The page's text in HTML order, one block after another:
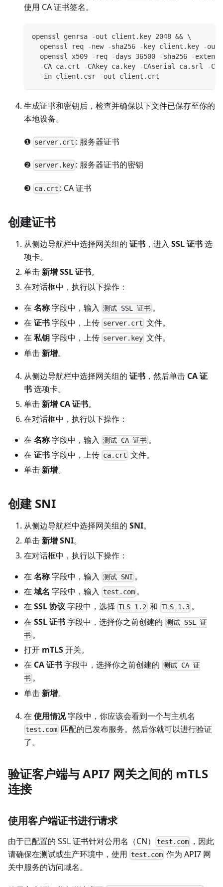
使用 CA 证书签名。
openssl genrsa -out client.key 2048 && \
openssl req -new -sha256 -key client.key -
openssl x509 -req -days 36500 -sha256 -
-CA ca.crt -CAkey ca.key -CAserial ca.srl -
  -in client.csr -out client.crt
生成证书和密钥后，检查并确保以下文件已保存至你的
本地设备。
❶ server.crt : 服务器证书
❷ server.key : 服务器证书的密钥
❸ ca.crt : CA 证书
创建证书
从侧边导航栏中选择网关组的 证书 ，进入 SSL 证书选
项卡。
单击新增 SSL 证书。
在对话框中，执行以下操作：
在 名称字段中，输入 测试 SSL 证书 。
在 证书字段中，上传 server.crt 文件。
在 私钥字段中，上传 server.key 文件。
单击新增。
从侧边导航栏中选择网关组的 证书 ，然后单击 CA 证
书选项卡。
单击新增 CA 证书。
在对话框中，执行以下操作：
在 名称字段中，输入 测试 CA 证书 。
在 证书字段中，上传 ca.crt 文件。
单击新增。
创建 SNI
从侧边导航栏中选择网关组的 SNI。
单击新增 SNI。
在对话框中，执行以下操作：
在 名称字段中，输入 测试 SNI 。
在 域名 字段中，输入 test.com 。
在SSL 协议字段中，选择 TLS 1.2 和 TLS 1.3。
在 SSL 证书字段中，选择你之前创建的 测试 SSL 证
书 。
打开 mTLS开关。
在 CA 证书字段中，选择你之前创建的 测试 CA 证
书 。
单击新增。
在 使用情况字段中，你应该会看到一个与主机名
test.com 匹配的已发布服务。然后你就可以进行验证
了。
验证客户端与 API7 网关之间的 mTLS
连接
使用客户端证书进行请求
由于已配置的 SSL 证书针对公用名（CN） test.com
，因此
请确保在测试或生产环境中，使用 test.com 作为 API7 网
关中服务的访问域名。